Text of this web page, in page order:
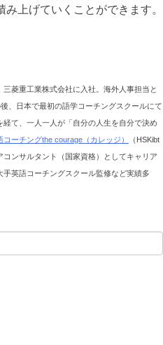
上げていくことができます。
菱重工業株式会社に入社。海外人事担当と
、日本で最初の語学コーチングスクールにて
て、一人一人が「自分の人生を自分で決め
コーチングthe courage（カレッジ）
（HSKibt
ンサルタント（国家資格）としてキャリア
英語コーチングスクール監修など実績多